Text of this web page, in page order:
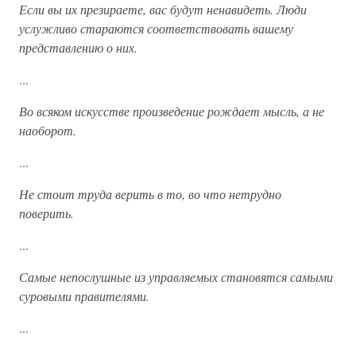
Если вы их презираете, вас будут ненавидеть. Люди
услужливо стараются соответствовать вашему
представлению о них.
...
Во всяком искусстве произведение рождает мысль, а не
наоборот.
...
Не стоит труда верить в то, во что нетрудно
поверить.
...
Самые непослушные из управляемых становятся самыми
суровыми правителями.
...